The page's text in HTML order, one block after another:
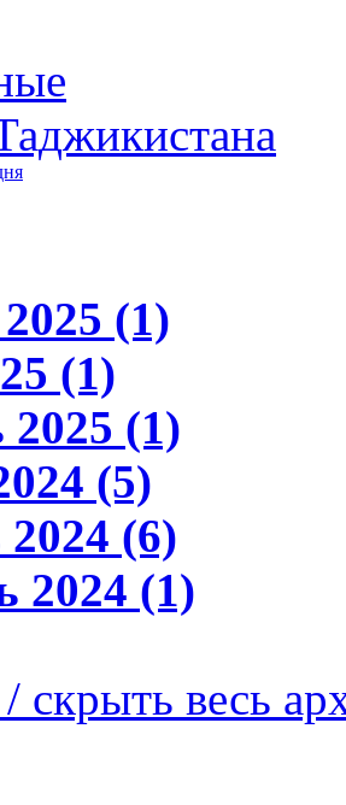
(1)
(1)
(1)
(5)
(6)
2024 (1)
скрыть весь